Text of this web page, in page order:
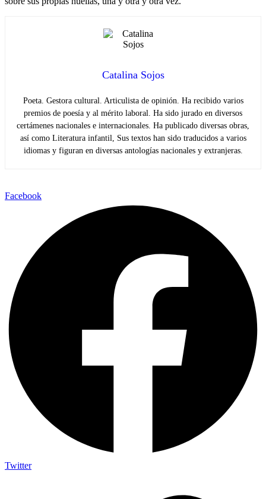
Catalina Sojos
Poeta. Gestora cultural. Articulista de opinión. Ha recibido varios
premios de poesía y al mérito laboral. Ha sido jurado en diversos
certámenes nacionales e internacionales. Ha publicado diversas obras,
así como Literatura infantil, Sus textos han sido traducidos a varios
idiomas y figuran en diversas antologías nacionales y extranjeras.
Facebook
Twitter